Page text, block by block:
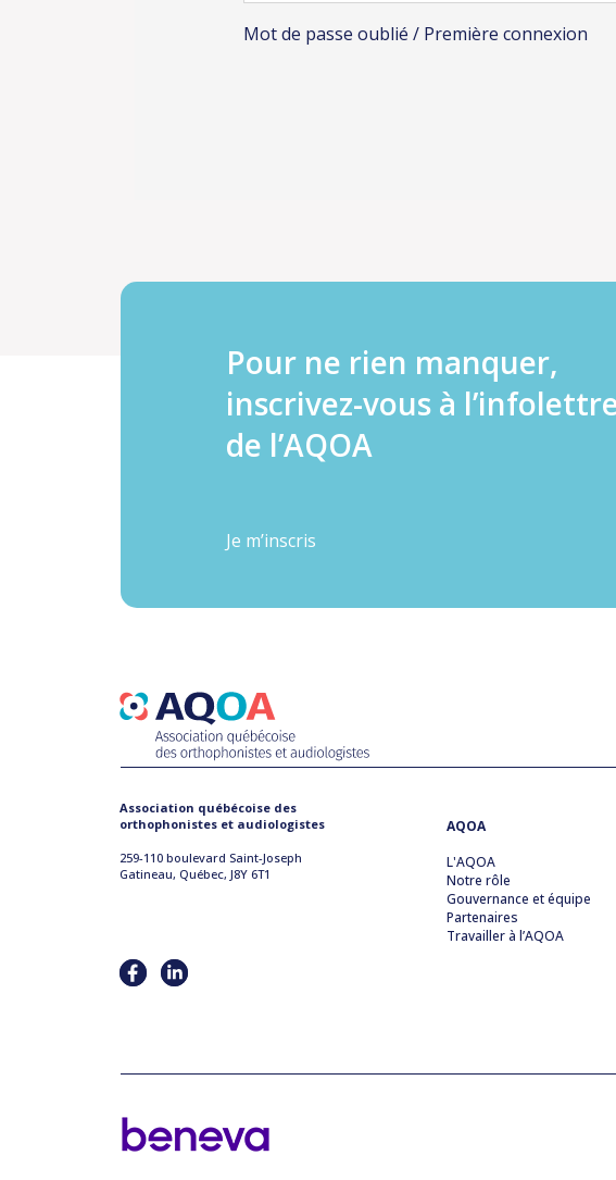
Mot de passe oublié / Première connexion
Pour ne rien manquer,
inscrivez-vous à
de l’AQOA
Je m’inscris
Association québécoise des
orthophonistes et audiologistes
259-110 boulevard Saint-Joseph
Gatineau, Québec, J8Y 6T1
AQOA
L'AQOA
Notre rôle
Gouvernance et équipe
Partenaires
Travailler à l’AQOA